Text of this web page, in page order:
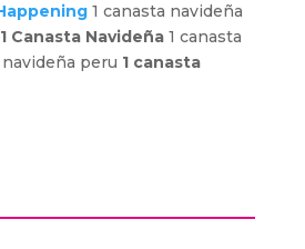
1 canasta navideña
1 Canasta Navideña1 canasta
peru 1 canasta